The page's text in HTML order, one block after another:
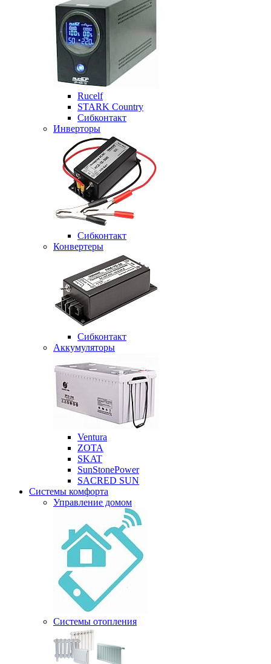
Rucelf
STARK Country
Сибконтакт
Инверторы
Сибконтакт
Конвертеры
Сибконтакт
Аккумуляторы
Ventura
ZOTA
SKAT
SunStonePower
SACRED SUN
Системы комфорта
Управление домом
Системы отопления